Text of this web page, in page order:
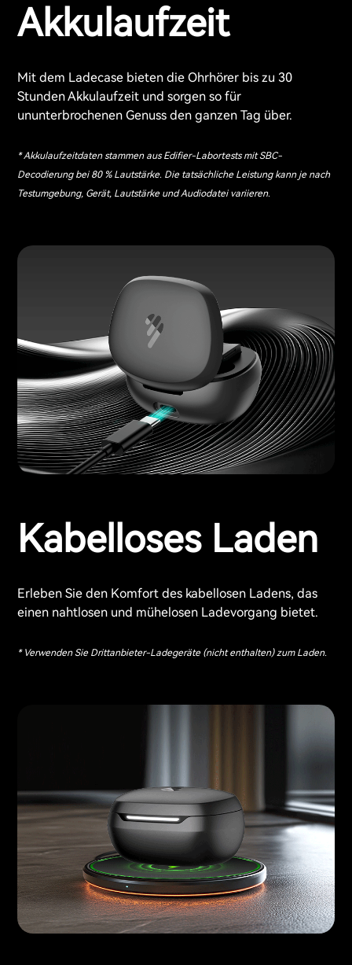
Akkulaufzeit
Mit dem Ladecase bieten die Ohrhörer bis zu 30
Stunden Akkulaufzeit und sorgen so für
ununterbrochenen Genuss den ganzen Tag über.
* Akkulaufzeitdaten stammen aus Edifier-Labortests mit SBC-
Decodierung bei 80 % Lautstärke. Die tatsächliche Leistung kann je nach
Testumgebung, Gerät, Lautstärke und Audiodatei variieren.
Kabelloses Laden
Erleben Sie den Komfort des kabellosen Ladens, das
einen nahtlosen und mühelosen Ladevorgang bietet.
* Verwenden Sie Drittanbieter-Ladegeräte (nicht enthalten) zum Laden.